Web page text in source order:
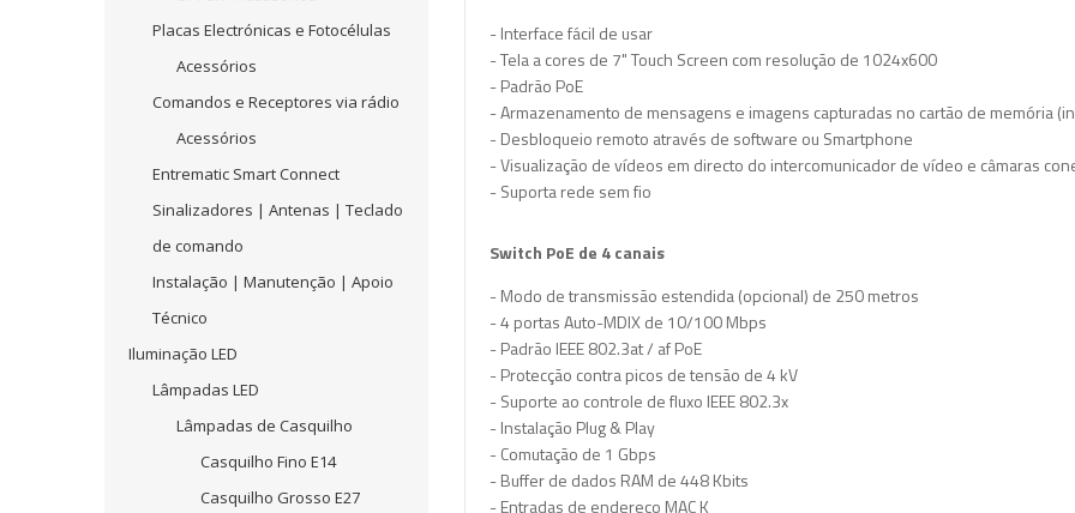
Placas Electrónicas e Fotocélulas
Acessórios
Comandos e Receptores via rádio
Acessórios
Entrematic Smart Connect
Sinalizadores | Antenas | Teclado
de comando
Instalação | Manutenção | Apoio
Técnico
Iluminação LED
Lâmpadas LED
Lâmpadas de Casquilho
Casquilho Fino E14
Casquilho Grosso E27
- Interface fácil de usar
- Tela a cores de 7" Touch Screen com resolução de 1024x600
- Padrão PoE
- Armazenamento de mensagens e imagens capturadas no cartão de memória
- Desbloqueio remoto através de software ou Smartphone
- Visualização de vídeos em directo do intercomunicador de vídeo e câmaras
- Suporta rede sem fio
Switch PoE de 4 canais
- Modo de transmissão estendida (opcional) de 250 metros
- 4 portas Auto-MDIX de 10/100 Mbps
- Padrão IEEE 802.3at / af PoE
- Protecção contra picos de tensão de 4 kV
- Suporte ao controle de fluxo IEEE 802.3x
- Instalação Plug & Play
- Comutação de 1 Gbps
- Buffer de dados RAM de 448 Kbits
- Entradas de endereço MAC K